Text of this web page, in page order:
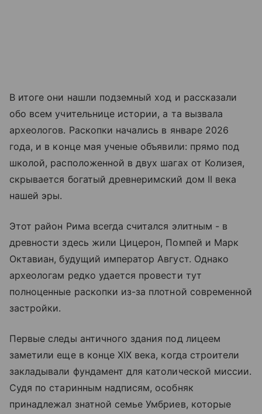
В итоге они нашли подземный ход и рассказали
обо всем учительнице истории, а та вызвала
археологов. Раскопки начались в январе 2026
года, и в конце мая ученые объявили: прямо под
школой, расположенной в двух шагах от Колизея,
скрывается богатый древнеримский дом II века
нашей эры.
Этот район Рима всегда считался элитным - в
древности здесь жили Цицерон, Помпей и Марк
Октавиан, будущий император Август. Однако
археологам редко удается провести тут
полноценные раскопки из-за плотной современной
застройки.
Первые следы античного здания под лицеем
заметили еще в конце XIX века, когда строители
закладывали фундамент для католической миссии.
Судя по старинным надписям, особняк
принадлежал знатной семье Умбриев, которые